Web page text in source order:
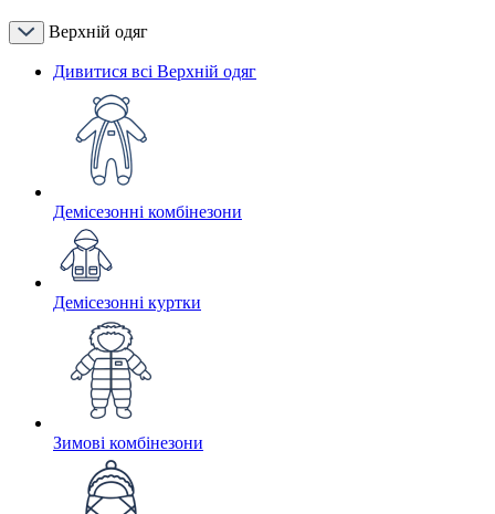
Верхній одяг
Дивитися всі Верхній одяг
Демісезонні комбінезони
Демісезонні куртки
Зимові комбінезони